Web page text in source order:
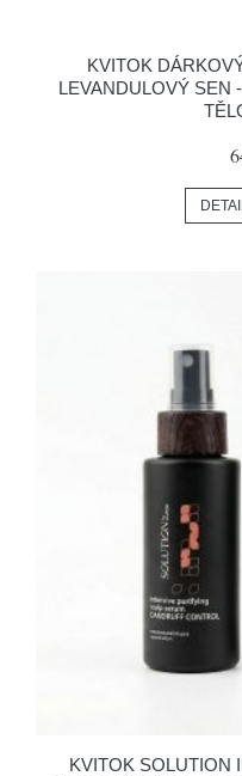
KVITOK
LEVANDULOVÝ SEN
KVITOK SOLUTION